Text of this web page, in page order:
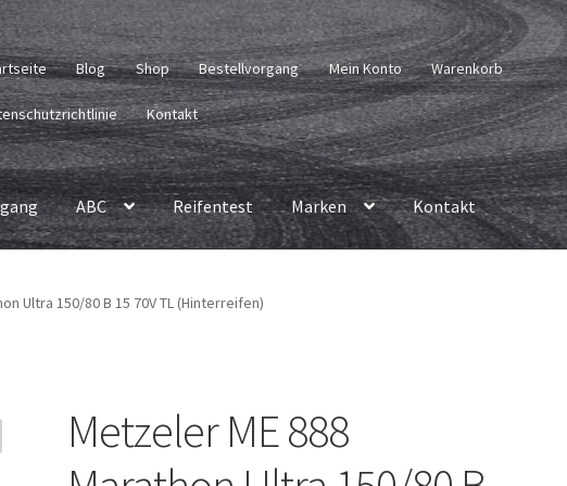
Blog Shop Bestellvorgang Mein Konto Warenkorb
Kontakt
ABC Reifentest Marken Kontakt
Ultra 150/80 B 15 70V TL (Hinterreifen)
Metzeler ME 888